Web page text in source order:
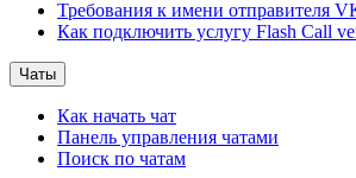
Требования к имени отправителя
Как подключить услугу Flash Call
Чаты
Как начать чат
Панель управления чатами
Поиск по чатам